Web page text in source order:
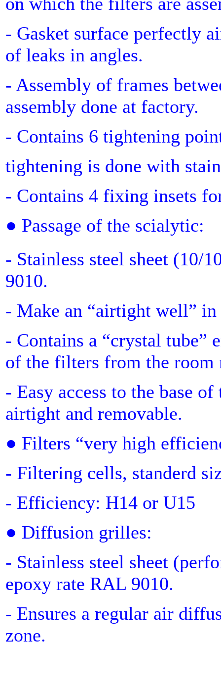
- Gasket surface perfectly
of leaks in angles.
- Assembly of frames
assembly done at factory.
- Contains 6 tightening
tightening is done with
- Contains 4 fixing insets
● Passage of the scialytic:
- Stainless steel sheet (10/
9010.
- Make an “airtight well”
- Contains a “crystal tube”
of the filters from the room
- Easy access to the base
airtight and removable.
● Filters “very high
- Filtering cells, standerd
- Efficiency: H14 or U15
● Diffusion grilles:
- Stainless steel sheet
epoxy rate RAL 9010.
- Ensures a regular air
zone.